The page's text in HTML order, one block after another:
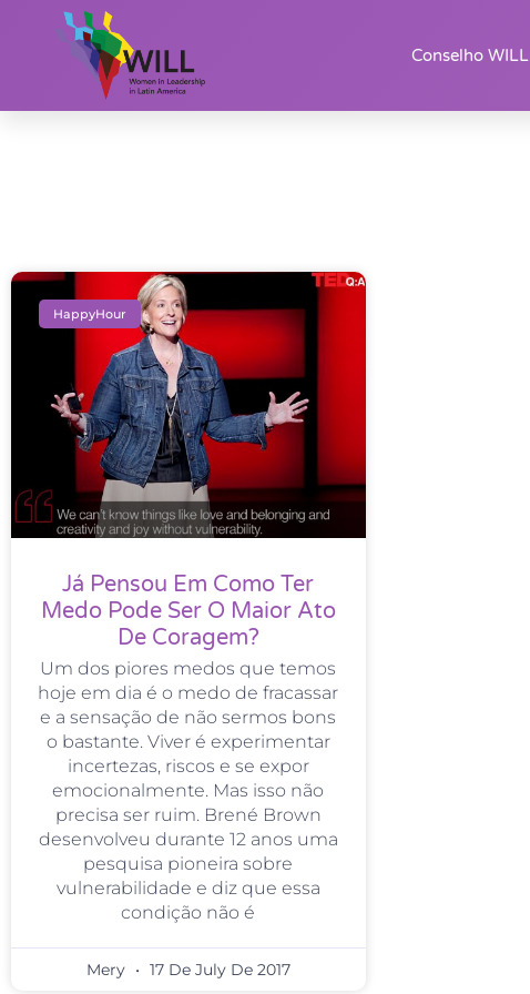
Conselho WILL
HappyHour
Já Pensou Em Como Ter
Medo Pode Ser O Maior Ato
De Coragem?
Um dos piores medos que temos
hoje em dia é o medo de fracassar
e a sensação de não sermos bons
o bastante. Viver é experimentar
incertezas, riscos e se expor
emocionalmente. Mas isso não
precisa ser ruim. Brené Brown
desenvolveu durante 12 anos uma
pesquisa pioneira sobre
vulnerabilidade e diz que essa
condição não é
Mery 17 De July De 2017